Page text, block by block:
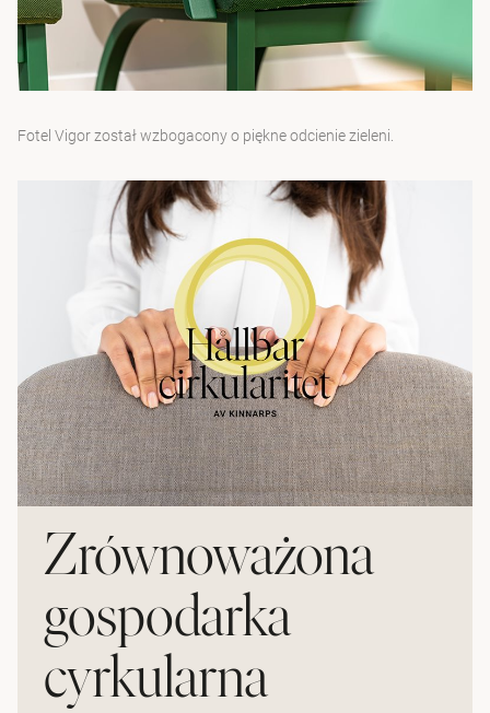
Fotel Vigor został wzbogacony o piękne odcienie zieleni.
Zrównoważona
gospodarka
cyrkularna